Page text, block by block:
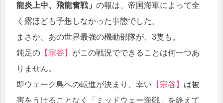
龍炎上中、飛龍奮戦」 の報は、帝国海軍によって全
く露ほども予想しなかった事態でした。
まさか、あの世界最強の機動部隊が、3隻も。
鈍足の 【宗谷】 がこの戦況でできることは何一つあ
りません。
即ウェーク島への転進が決まり、幸い 【宗谷】 は被
害をうけることなく「ミッドウェー海戦」を終えて